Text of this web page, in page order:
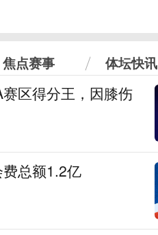
焦点赛事 体坛快讯
区得分王，因膝伤
总额1.2亿